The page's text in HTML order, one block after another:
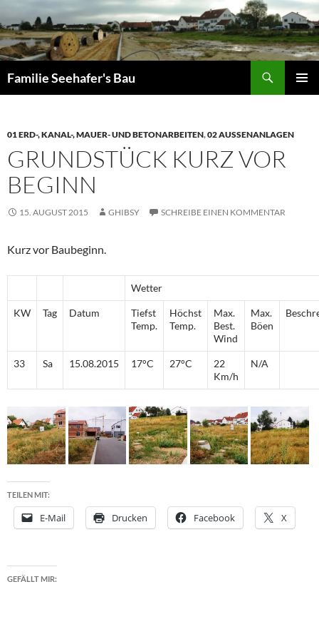
Inhalt
springen
Familie Seehafer's Bau
01 ERD-, KANAL-, MAUER- UND BETONARBEITEN,02 AUSSENANLAGEN
GRUNDSTÜCK KURZ VOR
BEGINN
15. AUGUST 2015 GHIBSY SCHREIBE EINEN KOMMENTAR
Kurz vor Baubeginn.
Wetter
KW Tag Datum
Tiefst
Temp.
Höchst
Temp.
Max.
Best.
Wind
Max.
Böen
33 Sa 15.08.2015 17°C 27°C
22
Km/h
N/A
TEILEN MIT:
E-Mail Drucken Facebook X
GEFÄLLT MIR: